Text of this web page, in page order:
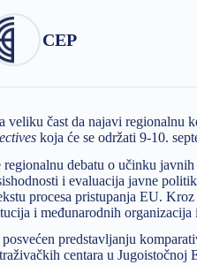
CEP
veliku čast da najavi regionalnu
koja će se održati 9-10.
debatu o učinku
i evaluacija javne
procesa pristupanja EU.
i međunarodnih organizacija
predstavljanju
centara u Jugoistočnoj